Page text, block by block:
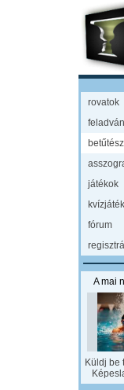
rovatok
játékok
kvízjáték
fórum
A mai
Küldj be